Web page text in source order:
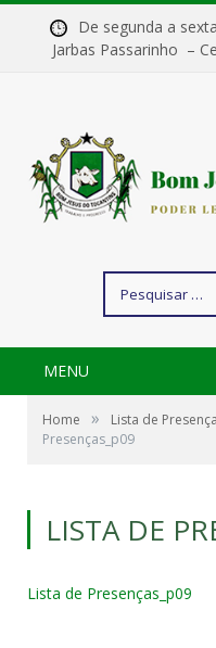
De segunda a
Jarbas Passarinho
por:
MENU
Home » Lista de
Presenças_p09
LISTA DE
Lista de Presenças_p09